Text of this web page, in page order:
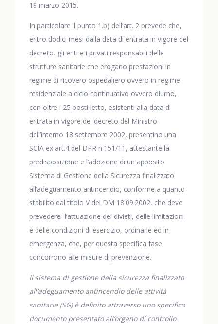
19 marzo 2015.
In particolare il punto 1.b) dell’art. 2 prevede che,
entro dodici mesi dalla data di entrata in vigore del
decreto, gli enti e i privati responsabili delle
strutture sanitarie che erogano prestazioni in
regime di ricovero ospedaliero ovvero in regime
residenziale a ciclo continuativo ovvero diurno,
con oltre i 25 posti letto, esistenti alla data di
entrata in vigore del decreto del Ministro
dell’interno 18 settembre 2002, presentino una
SCIA ex art.4 del DPR n.151/11, attestante la
predisposizione e l’adozione di un apposito
Sistema di Gestione della Sicurezza finalizzato
all’adeguamento antincendio, conforme a quanto
stabilito dal titolo V del DM 18.09.2002, che deve
prevedere l’attuazione dei divieti, delle limitazioni
e delle condizioni di esercizio, ordinarie ed in
emergenza, che, per questa specifica fase,
concorrono alle misure di prevenzione.
Il sistema di gestione della sicurezza finalizzato
all’adeguamento antincendio delle attività
sanitarie (SG) è definito attraverso uno specifico
documento presentato all’organo di controllo